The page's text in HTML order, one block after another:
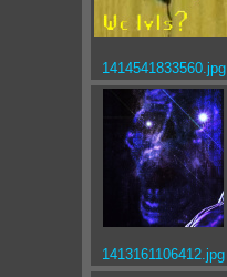
1414541833560.jpg
1413161106412.jpg